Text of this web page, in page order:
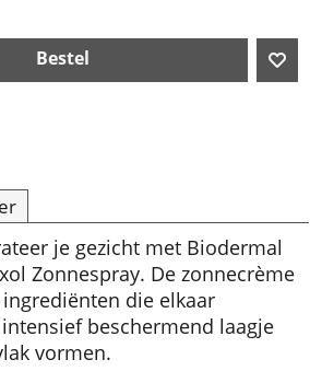
Bestel
je gezicht met Biodermal
Zonnespray. De zonnecrème
die elkaar
beschermend laagje
vormen.